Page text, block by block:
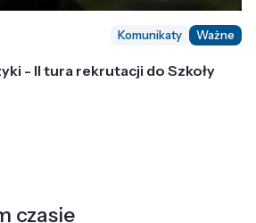
Komunikaty Ważne
- II tura rekrutacji do Szkoły
czasie